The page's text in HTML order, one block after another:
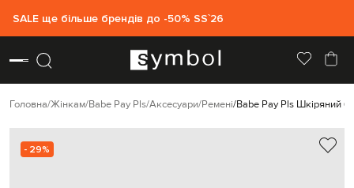
SALE ще більше брендів до -50% SS`26
Головна Жінкам Babe Pay Pls Аксесуари Ремені Babe Pay Pls Шкіряний
- 29%